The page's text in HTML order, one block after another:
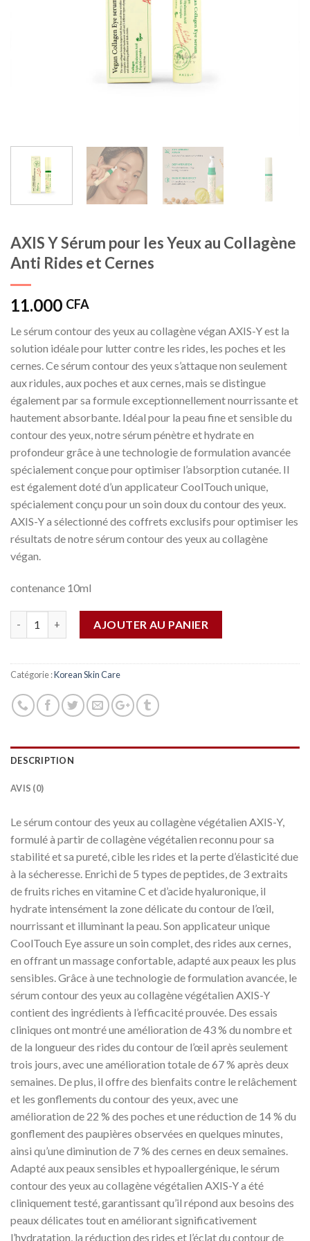
AXIS Y Sérum pour les Yeux au Collagène
Anti Rides et Cernes
11.000 CFA
Le sérum contour des yeux au collagène végan AXIS-Y est la
solution idéale pour lutter contre les rides, les poches et les
cernes. Ce sérum contour des yeux s’attaque non seulement
aux ridules, aux poches et aux cernes, mais se distingue
également par sa formule exceptionnellement nourrissante et
hautement absorbante. Idéal pour la peau fine et sensible du
contour des yeux, notre sérum pénètre et hydrate en
profondeur grâce à une technologie de formulation avancée
spécialement conçue pour optimiser l’absorption cutanée. Il
est également doté d’un applicateur CoolTouch unique,
spécialement conçu pour un soin doux du contour des yeux.
AXIS-Y a sélectionné des coffrets exclusifs pour optimiser les
résultats de notre sérum contour des yeux au collagène
végan.
contenance 10ml
AJOUTER AU PANIER
Catégorie :Korean Skin Care
DESCRIPTION
AVIS (0)
Le sérum contour des yeux au collagène végétalien AXIS-Y,
formulé à partir de collagène végétalien reconnu pour sa
stabilité et sa pureté, cible les rides et la perte d’élasticité due
à la sécheresse. Enrichi de 5 types de peptides, de 3 extraits
de fruits riches en vitamine C et d’acide hyaluronique, il
hydrate intensément la zone délicate du contour de l’œil,
nourrissant et illuminant la peau. Son applicateur unique
CoolTouch Eye assure un soin complet, des rides aux cernes,
en offrant un massage confortable, adapté aux peaux les plus
sensibles. Grâce à une technologie de formulation avancée, le
sérum contour des yeux au collagène végétalien AXIS-Y
contient des ingrédients à l’efficacité prouvée. Des essais
cliniques ont montré une amélioration de 43 % du nombre et
de la longueur des rides du contour de l’œil après seulement
trois jours, avec une amélioration totale de 67 % après deux
semaines. De plus, il offre des bienfaits contre le relâchement
et les gonflements du contour des yeux, avec une
amélioration de 22 % des poches et une réduction de 14 % du
gonflement des paupières observées en quelques minutes,
ainsi qu’une diminution de 7 % des cernes en deux semaines.
Adapté aux peaux sensibles et hypoallergénique, le sérum
contour des yeux au collagène végétalien AXIS-Y a été
cliniquement testé, garantissant qu’il répond aux besoins des
peaux délicates tout en améliorant significativement
l’hydratation, la réduction des rides et l’éclat du contour de